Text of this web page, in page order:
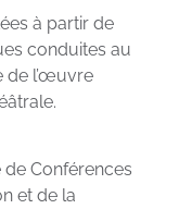
à partir de
conduites au
de l’œuvre
de Conférences
et de la